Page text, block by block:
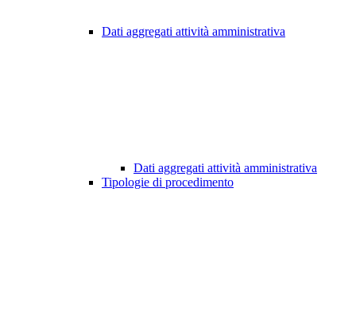
Dati aggregati attività amministrativa
Dati aggregati attività amministrativa
Tipologie di procedimento